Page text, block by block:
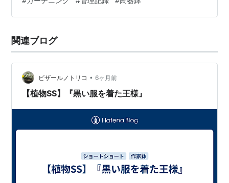
ていた 鉢②：側面が欠けていた ここ最近の気象メモ メ
モ 2026年2月4日｜芝生の破片で気づく 発見は、2026年
認しました。 まず1つ目。そのあと、他も見ていて、2つ
目も見つかりました。 鉢①：底面が割れていた 鉢①。
関連ブログ
ビザールノトリコ • 6ヶ月前
【植物SS】『黒い服を着た王様』